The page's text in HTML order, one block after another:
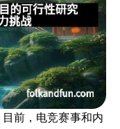
前，电竞赛事和内